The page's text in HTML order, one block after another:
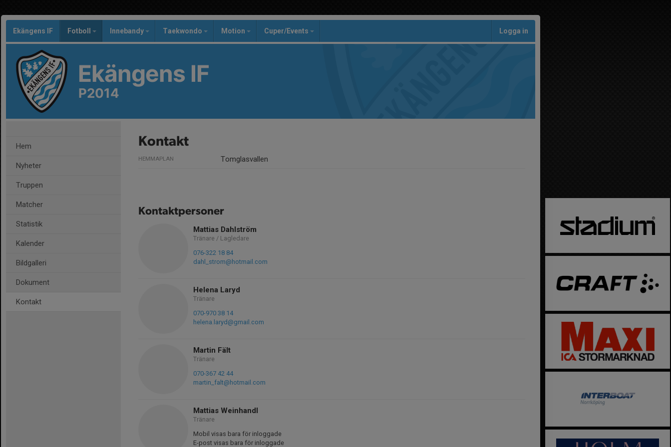
Ekängens IF Fotboll Innebandy Taekwondo Motion Cuper/Events Logga in
Ekängens IF
P2014
Hem
Nyheter
Truppen
Matcher
Statistik
Kalender
Bildgalleri
Dokument
Kontakt
Kontakt
HEMMAPLAN Tomglasvallen
Kontaktpersoner
Mattias Dahlström
Tränare / Lagledare
076-322 18 84
dahl_strom@hotmail.com
Helena Laryd
Tränare
070-970 38 14
helena.laryd@gmail.com
Martin Fält
Tränare
070-367 42 44
martin_falt@hotmail.com
Mattias Weinhandl
Tränare
Mobil visas bara för inloggade
E-post visas bara för inloggade